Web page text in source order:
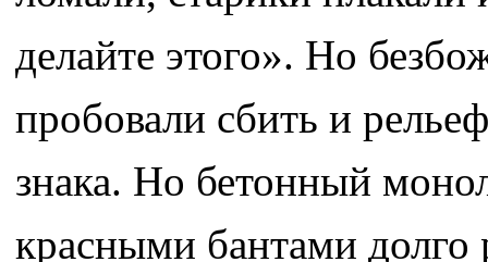
делайте этого». Но
пробовали сбить и
знака. Но бетонный
красными бантами